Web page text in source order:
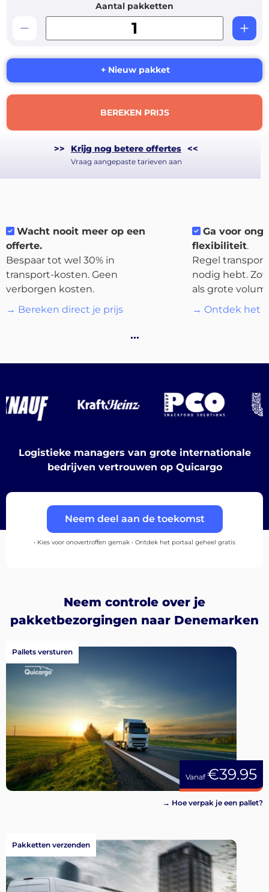
the
platform
Ontdek
Inloggen
Aantal pakketten
+ Nieuw pakket
BEREKEN PRIJS
>> Krijg nog betere offertes <<
Vraag aangepaste tarieven aan
Wacht nooit meer op een
offerte.
Bespaar tot wel 30% in
transport-kosten. Geen
verborgen kosten.
→ Bereken direct je prijs
Ga voor
flexibiliteit.
Regel
nodig hebt.
als grote
→ Ontdek het
…
Logistieke managers van grote internationale
bedrijven vertrouwen op Quicargo
Neem deel aan de toekomst
• Kies voor onovertroffen gemak • Ontdek het portaal geheel gratis
Neem controle over je
pakketbezorgingen naar Denemarken
Vanaf€39.95
Pallets versturen
→ Hoe verpak je een pallet?
Pakketten verzenden